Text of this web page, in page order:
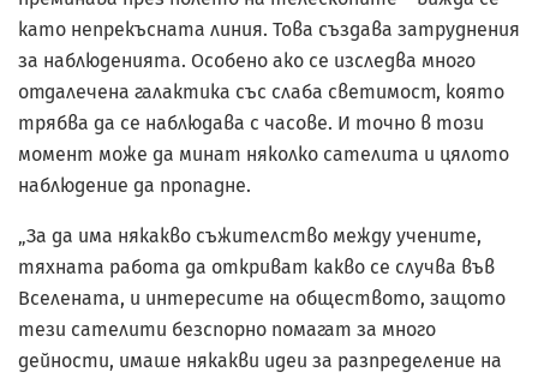
като непрекъсната линия. Това създава затруднения
за наблюденията. Особено ако се изследва много
отдалечена галактика със слаба светимост, която
трябва да се наблюдава с часове. И точно в този
момент може да минат няколко сателита и цялото
наблюдение да пропадне.
„За да има някакво съжителство между учените,
тяхната работа да откриват какво се случва във
Вселената, и интересите на обществото, защото
тези сателити безспорно помагат за много
дейности, имаше някакви идеи за разпределение на